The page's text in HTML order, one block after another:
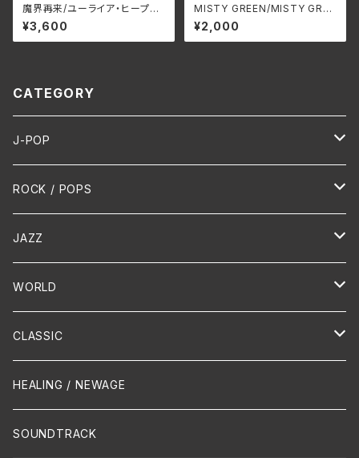
魔界再来/ユーライア‧ヒープ
BELLE-264334(仕様:SHM-
CD)
¥3,600
MISTY GREEN/MISTY GREE
N S4MG-0306(仕様:CD)
¥2,000
CATEGORY
J-POP
HR/HM
演歌 / 歌謡曲
PUNK/HARDCORE
Hip-Hop/Dancehall Reggae
ROCK / POPS
Oldies
HR/HM
JAZZ
Vocal
Piano
Crossover / Fusion
Dixie / New Orleans
WORLD
HAWAIIAN
Chanson
CLASSIC
Piano
Flute
HEALING / NEWAGE
SOUNDTRACK